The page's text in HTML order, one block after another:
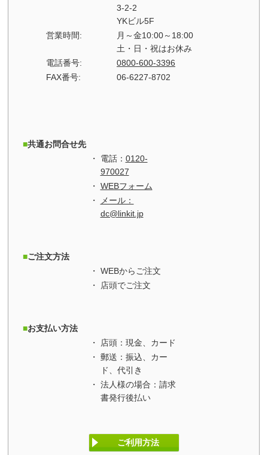
3-2-2
YKビル5F
営業時間:
月～金10:00～18:00
土・日・祝はお休み
電話番号:
0800-600-3396
FAX番号:
06-6227-8702
共通お問合せ先
電話： 0120-
970027
WEBフォーム
メール：
dc@linkit.jp
ご注文方法
WEBからご注文
店頭でご注文
お支払い方法
店頭：現金、カード
郵送：振込、カー
ド、代引き
法人様の場合：請求
書発行後払い
ご利用方法